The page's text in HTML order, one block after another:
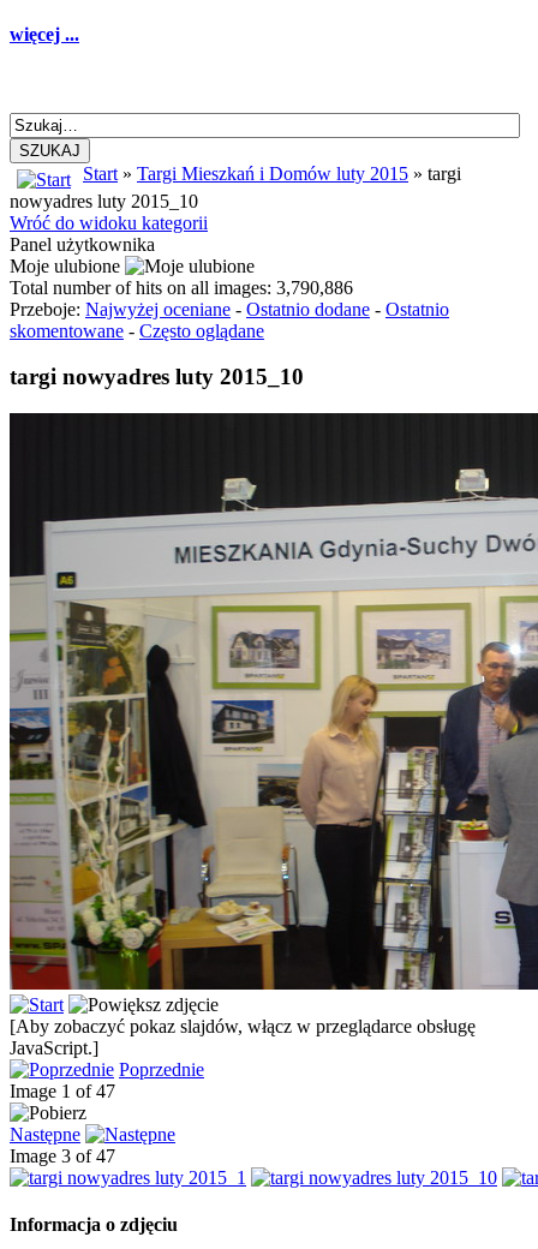
więcej ...
SZUKAJ
Start » Targi Mieszkań i Domów luty 2015 » targi
nowyadres luty 2015_10
Wróć do widoku kategorii
Panel użytkownika
Moje ulubione
Total number of hits on all images: 3,790,886
Przeboje: Najwyżej oceniane - Ostatnio dodane - Ostatnio
skomentowane - Często oglądane
targi nowyadres luty 2015_10
[Aby zobaczyć pokaz slajdów, włącz w przeglądarce obsługę
JavaScript.]
Poprzednie
Image 1 of 47
Następne
Image 3 of 47
Informacja o zdjęciu